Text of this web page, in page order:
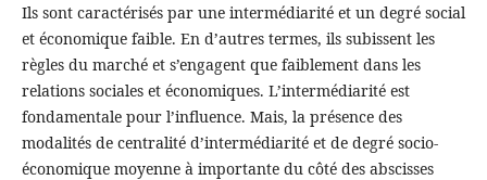
Ils sont caractérisés par une intermédiarité et un degré social
et économique faible. En d’autres termes, ils subissent les
règles du marché et s’engagent que faiblement dans les
relations sociales et économiques. L’intermédiarité est
fondamentale pour l’influence. Mais, la présence des
modalités de centralité d’intermédiarité et de degré socio-
économique moyenne à importante du côté des abscisses